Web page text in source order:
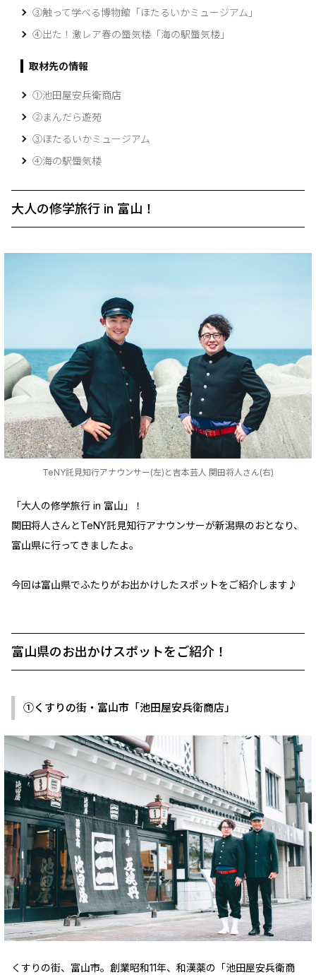
③触って学べる博物館「ほたるいかミュージアム」
④出た！激レア春の蜃気楼「海の駅蜃気楼」
取材先の情報
①池田屋安兵衛商店
②まんだら遊苑
③ほたるいかミュージアム
④海の駅蜃気楼
大人の修学旅行 in 富山！
TeNY託見知行アナウンサー(左)と吉本芸人 関田将人さん(右)
「大人の修学旅行 in 富山」！
関田将人さんとTeNY託見知行アナウンサーが新潟県のおとなり、
富山県に行ってきましたよ。
今回は富山県でふたりがお出かけしたスポットをご紹介します♪
富山県のお出かけスポットをご紹介！
①くすりの街・富山市「池田屋安兵衛商店」
くすりの街、富山市。創業昭和11年、和漢薬の「池田屋安兵衛商